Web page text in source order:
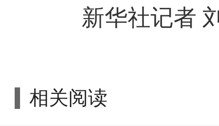
新华社记者
相关阅读